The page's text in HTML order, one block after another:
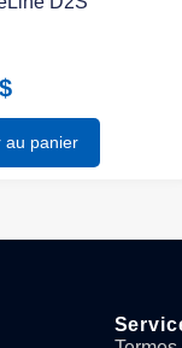
$
au panier